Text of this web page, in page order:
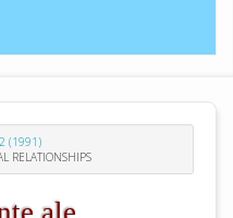
(1991)
RELATIONSHIPS